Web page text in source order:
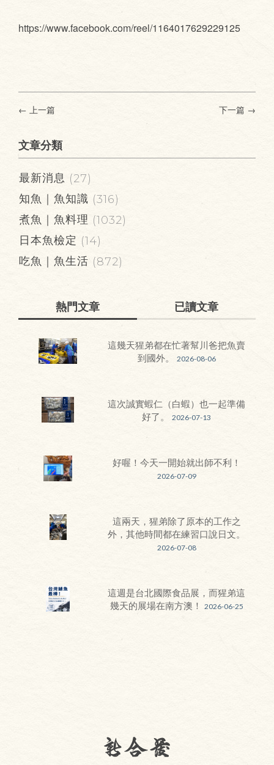
https://www.facebook.com/reel/1164017629229125
← 上一篇 下一篇 →
文章分類
最新消息 (27)
知魚｜魚知識 (316)
煮魚｜魚料理 (1032)
日本魚檢定 (14)
吃魚｜魚生活 (872)
熱門文章 已讀文章
這幾天猩弟都在忙著幫川爸把魚賣
到國外。
2026-08-06
這次誠實蝦仁（白蝦）也一起準備
好了。
2026-07-13
好喔！今天一開始就出師不利！
2026-07-09
這兩天，猩弟除了原本的工作之
外，其他時間都在練習口說日文。
2026-07-08
這週是台北國際食品展，而猩弟這
幾天的展場在南方澳！
2026-06-25